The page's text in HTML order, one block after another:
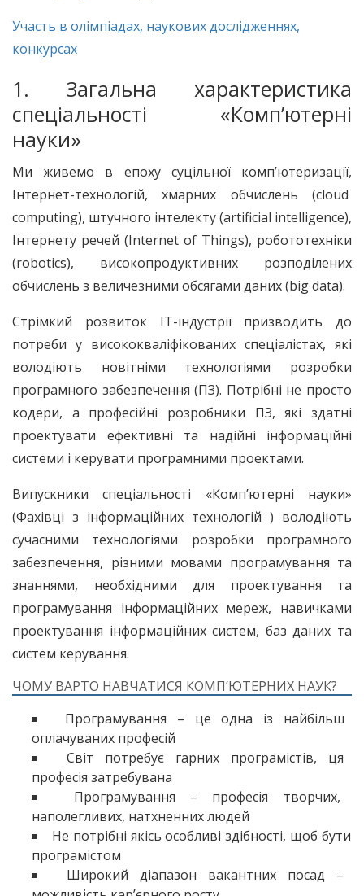
Участь в олімпіадах, наукових дослідженнях,
конкурсах
1. Загальна характеристика
спеціальності «Комп’ютерні
науки»
Ми живемо в епоху суцільної комп’ютеризації,
Інтернет-технологій, хмарних обчислень (cloud
computing), штучного інтелекту (artificial intelligence),
Інтернету речей (Internet of Things), робототехніки
(robotics), високопродуктивних розподілених
обчислень з величезними обсягами даних (big data).
Стрімкий розвиток IT-індустрії призводить до
потреби у висококваліфікованих спеціалістах, які
володіють новітніми технологіями розробки
програмного забезпечення (ПЗ). Потрібні не просто
кодери, а професійні розробники ПЗ, які здатні
проектувати ефективні та надійні інформаційні
системи і керувати програмними проектами.
Випускники спеціальності «Комп’ютерні науки»
(Фахівці з інформаційних технологій ) володіють
сучасними технологіями розробки програмного
забезпечення, різними мовами програмування та
знаннями, необхідними для проектування та
програмування інформаційних мереж, навичками
проектування інформаційних систем, баз даних та
систем керування.
ЧОМУ ВАРТО НАВЧАТИСЯ КОМП’ЮТЕРНИХ НАУК?
Програмування – це одна із найбільш
оплачуваних професій
Світ потребує гарних програмістів, ця
професія затребувана
Програмування – професія творчих,
наполегливих, натхненних людей
Не потрібні якісь особливі здібності, щоб бути
програмістом
Широкий діапазон вакантних посад –